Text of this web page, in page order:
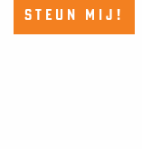
STEUN MIJ!